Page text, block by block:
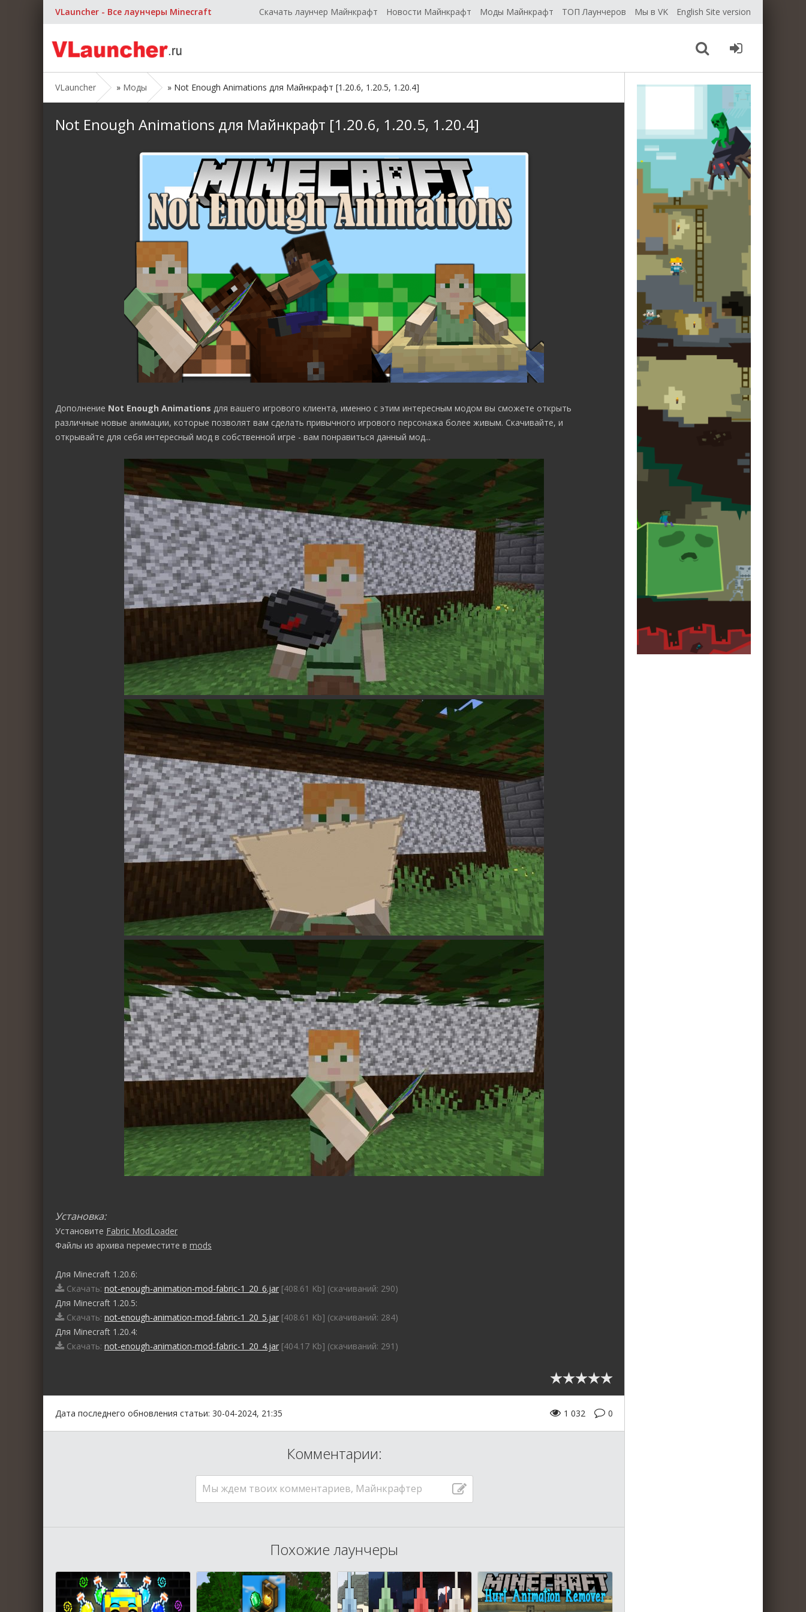
VLauncher - Все лаунчеры Minecraft Скачать лаунчер Майнкрафт Новости Майнкрафт Моды Майнкрафт ТОП Лаунчеров Мы в VK English Site version
VLauncher » Моды » Not Enough Animations для Майнкрафт [1.20.6, 1.20.5, 1.20.4]
Not Enough Animations для Майнкрафт [1.20.6, 1.20.5, 1.20.4]
Дополнение Not Enough Animations для вашего игрового клиента, именно с этим интересным модом вы сможете открыть
различные новые анимации, которые позволят вам сделать привычного игрового персонажа более живым. Скачивайте, и
открывайте для себя интересный мод в собственной игре - вам понравиться данный мод...
Установка:
Установите Fabric ModLoader
Файлы из архива переместите в mods
Для Minecraft 1.20.6:
Скачать: not-enough-animation-mod-fabric-1_20_6.jar [408.61 Kb] (cкачиваний: 290)
Для Minecraft 1.20.5:
Скачать: not-enough-animation-mod-fabric-1_20_5.jar [408.61 Kb] (cкачиваний: 284)
Для Minecraft 1.20.4:
Скачать: not-enough-animation-mod-fabric-1_20_4.jar [404.17 Kb] (cкачиваний: 291)
Дата последнего обновления статьи: 30-04-2024, 21:35 0
1 032
Комментарии:
Мы ждем твоих комментариев, Майнкрафтер
Похожие лаунчеры